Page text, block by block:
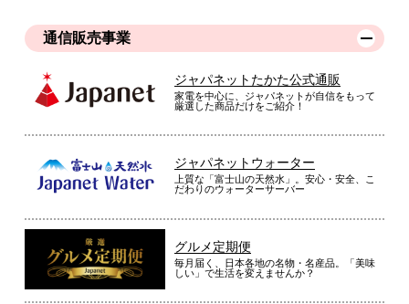
通信販売事業
ジャパネットたかた公式通販
家電を中心に、ジャパネットが自信をもって
厳選した商品だけをご紹介！
ジャパネットウォーター
上質な「富士山の天然水」。安心・安全、こ
だわりのウォーターサーバー
グルメ定期便
毎月届く、日本各地の名物・名産品。「美味
しい」で生活を変えませんか？